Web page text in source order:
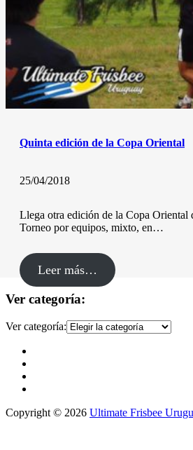
Quinta edición de la Copa Oriental
25/04/2018
Llega otra edición de la Copa Oriental
Torneo por equipos, mixto, en…
Leer más…
Ver categoría:
Ver categoría:
Copyright © 2026 Ultimate Frisbee